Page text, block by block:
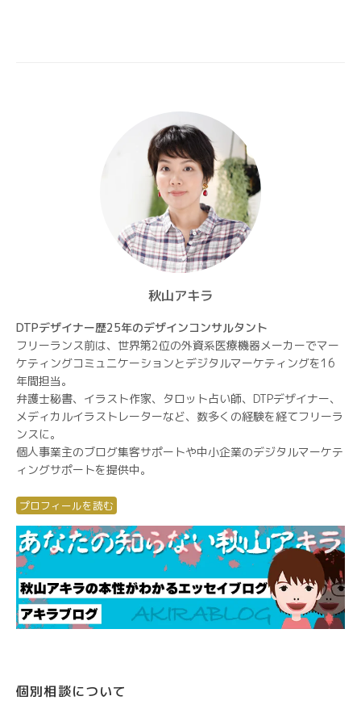
秋山アキラ
DTPデザイナー歴25年のデザインコンサルタント
フリーランス前は、世界第2位の外資系医療機器メーカーでマー
ケティングコミュニケーションとデジタルマーケティングを16
年間担当。
弁護士秘書、イラスト作家、タロット占い師、DTPデザイナー、
メディカルイラストレーターなど、数多くの経験を経てフリーラ
ンスに。
個人事業主のブログ集客サポートや中小企業のデジタルマーケテ
ィングサポートを提供中。
プロフィールを読む
個別相談について